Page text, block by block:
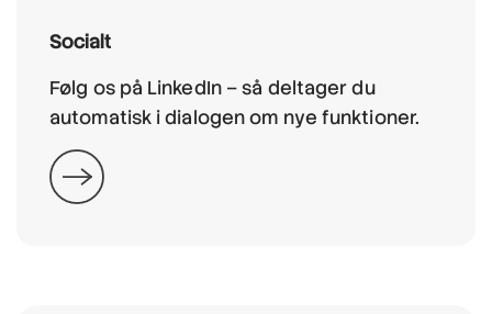
Socialt
Følg os på LinkedIn – så deltager du
automatisk i dialogen om nye funktioner.